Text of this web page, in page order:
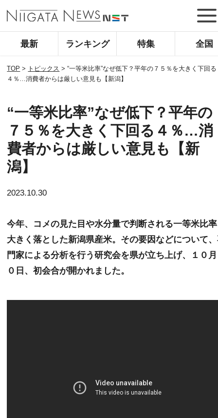
最新 ランキング 特集 全国
TOP > トピックス >“一等米比率”なぜ低下？平年の７５％を大きく下回る
４％…消費者からは厳しい意見も【新潟】
“一等米比率”なぜ低下？平年の
７５％を大きく下回る４％…消
費者からは厳しい意見も【新
潟】
2023.10.30
今年、コメの見た目や水分量で判断される一等米比
大きく落とした新潟県産米。その要因などについて
門家による分析を行う研究会を県が立ち上げ、１０
０日、初会合が開かれました。